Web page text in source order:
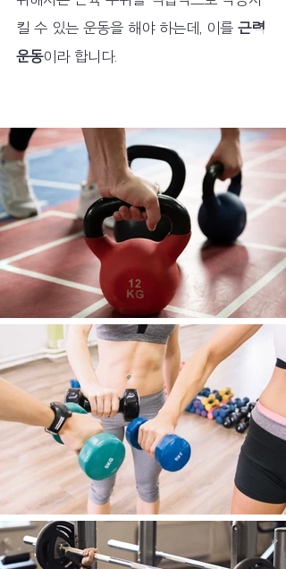
킬 수 있는 운동을 해야 하는데, 이를 근력
운동이라 합니다.